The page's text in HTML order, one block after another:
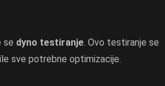
se dyno testiranje . Ovo testiranje se
sve potrebne optimizacije.